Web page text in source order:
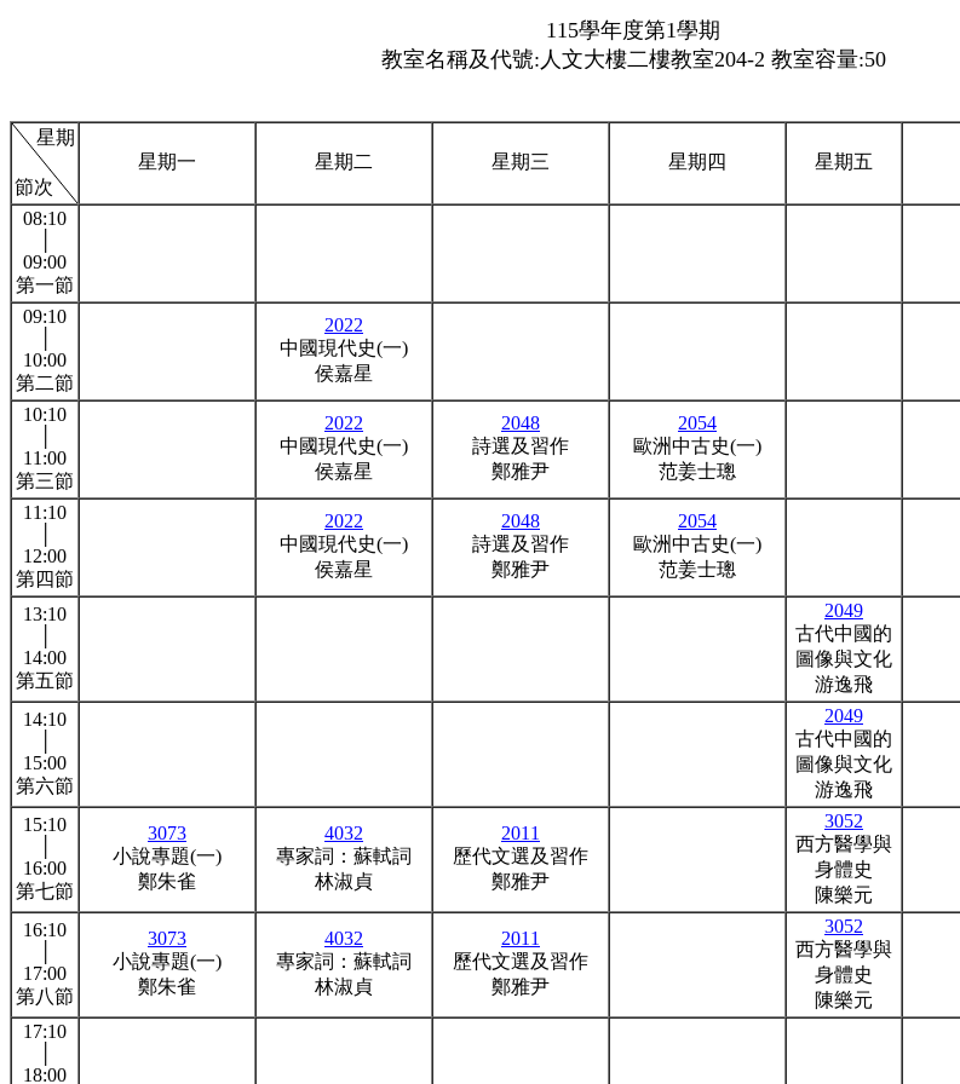
115學年度第1學期
教室名稱及代號:人文大樓二樓教室204-2 教室容量:50
星期
節次
星期一 星期二 星期三 星期四 星期五
08:10
09:00
第一節
09:10
10:00
第二節
2022
中國現代史(一)
侯嘉星
10:10
11:00
第三節
2022
中國現代史(一)
侯嘉星
2048
詩選及習作
鄭雅尹
2054
歐洲中古史(一)
范姜士璁
11:10
12:00
第四節
2022
中國現代史(一)
侯嘉星
2048
詩選及習作
鄭雅尹
2054
歐洲中古史(一)
范姜士璁
13:10
14:00
第五節
2049
古代中國的
圖像與文化
游逸飛
14:10
15:00
第六節
2049
古代中國的
圖像與文化
游逸飛
15:10
16:00
第七節
3073
小說專題(一)
鄭朱雀
4032
專家詞：蘇軾詞
林淑貞
2011
歷代文選及習作
鄭雅尹
3052
西方醫學與
身體史
陳樂元
16:10
17:00
第八節
3073
小說專題(一)
鄭朱雀
4032
專家詞：蘇軾詞
林淑貞
2011
歷代文選及習作
鄭雅尹
3052
西方醫學與
身體史
陳樂元
17:10
18:00